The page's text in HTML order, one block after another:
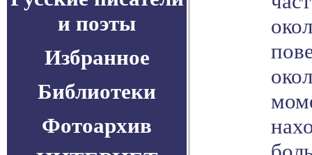
и поэты
Избранное
Библиотеки
Фотоархив